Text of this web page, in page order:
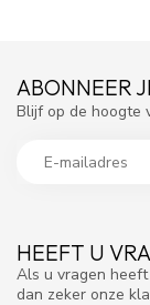
HEEFT U
Als u vragen
dan zeker onze
ABONNEER
Blijf op de hoogte